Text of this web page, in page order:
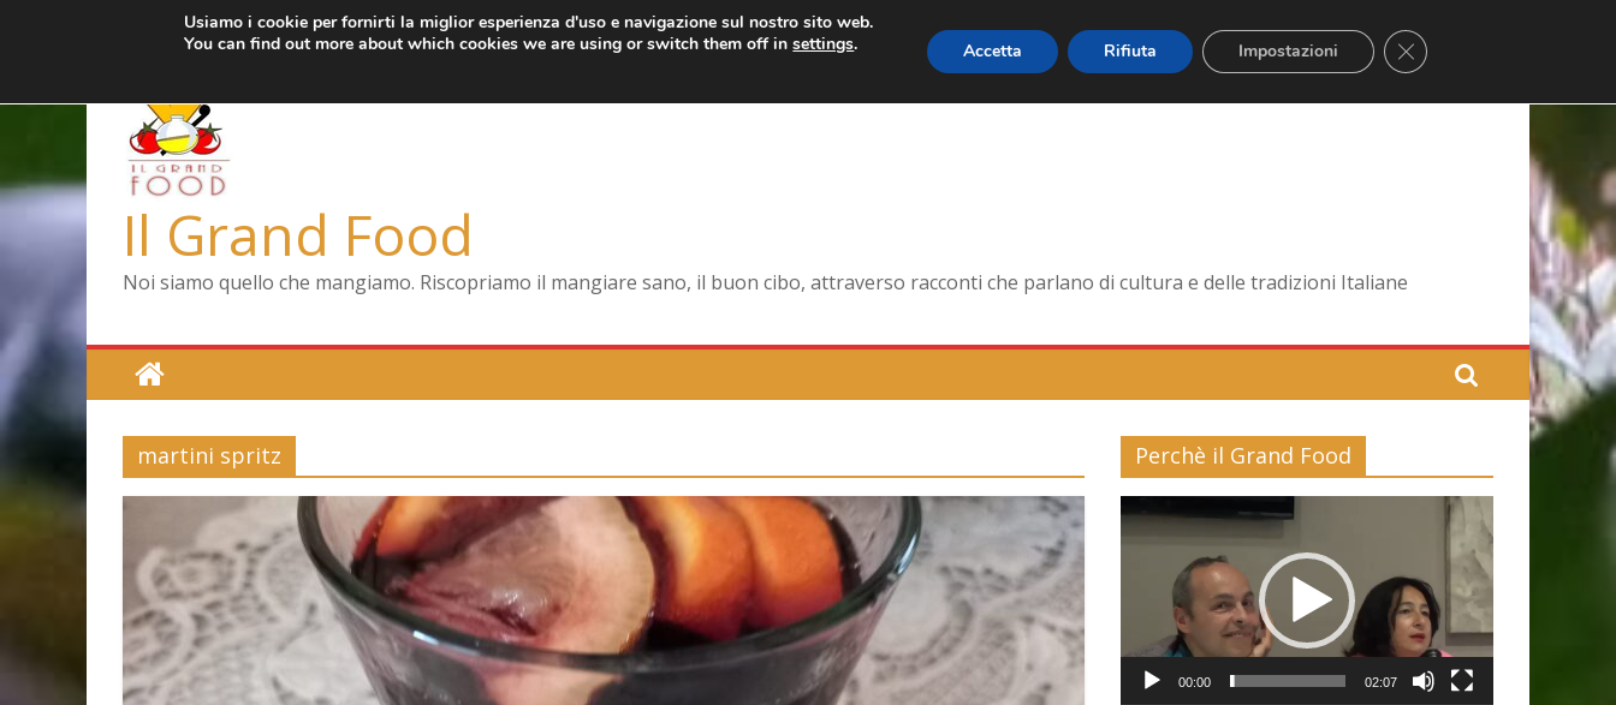
giovedì, Agosto 6, 2026 Ultimo: Pizza a Corte
Menopausa, una forma smagliante senza età
Il Grand Food
Noi siamo quello che mangiamo. Riscopriamo il mangiare sano, il buon cibo, attraverso racconti che parlano di cultura e delle tradizioni Italiane
martini spritz Perchè il Grand Food
Video
Player
00:00 02:07
Usiamo i cookie per fornirti la miglior esperienza d'uso e navigazione sul nostro sito web.
You can find out more about which cookies we are using or switch them off insettings. Accetta Rifiuta Impostazioni Close GDPR Cookie Banner